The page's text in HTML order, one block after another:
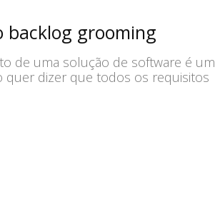
backlog grooming
de uma solução de software é um
quer dizer que todos os requisitos